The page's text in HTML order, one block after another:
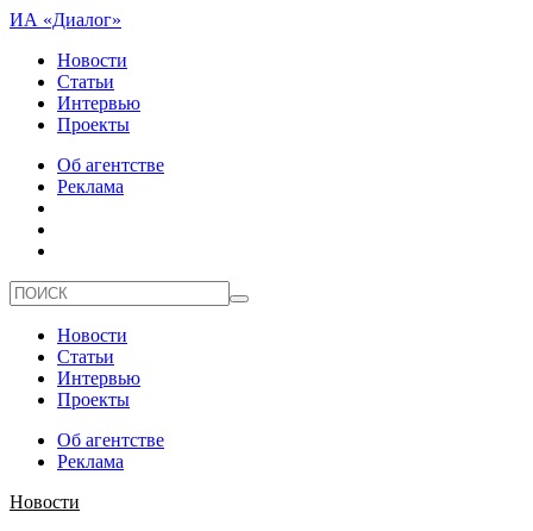
ИА «Диалог»
Новости
Статьи
Интервью
Проекты
Об агентстве
Реклама
Новости
Статьи
Интервью
Проекты
Об агентстве
Реклама
Новости